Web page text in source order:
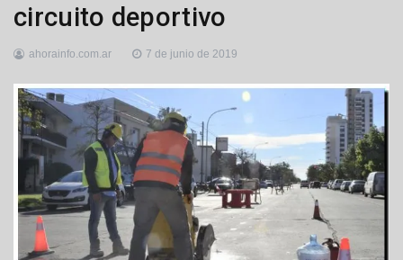
circuito deportivo
ahorainfo.com.ar 7 de junio de 2019